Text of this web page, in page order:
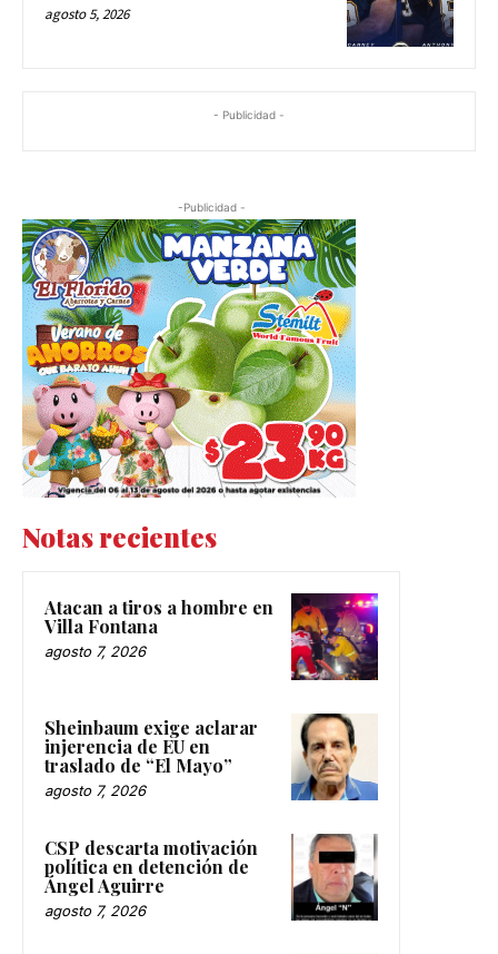
agosto 5, 2026
- Publicidad -
-Publicidad -
Notas recientes
Atacan a tiros a hombre en
Villa Fontana
agosto 7, 2026
Sheinbaum exige aclarar
injerencia de EU en
traslado de “El Mayo”
agosto 7, 2026
CSP descarta motivación
política en detención de
Ángel Aguirre
agosto 7, 2026